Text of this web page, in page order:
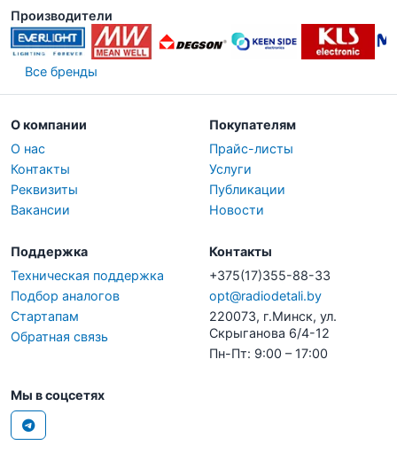
Производители
Все бренды
О компании
О нас
Контакты
Реквизиты
Вакансии
Покупателям
Прайс-листы
Услуги
Публикации
Новости
Поддержка
Техническая поддержка
Подбор аналогов
Стартапам
Обратная связь
Контакты
+375(17)355-88-33
opt@radiodetali.by
220073, г.Минск, ул.
Скрыганова 6/4-12
Пн-Пт: 9:00 – 17:00
Мы в соцсетях